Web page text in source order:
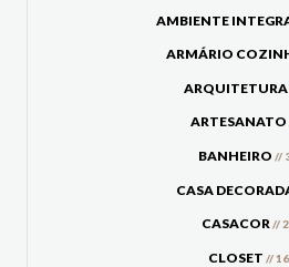
AMBIENTE
ARMÁRIO
ARQUITETURA
ARTESANATO
BANHEIRO //
CASA
CASACOR//
CLOSET // 16